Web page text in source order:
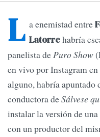
L a enemistad entre
Latorrehabría
panelista dePuro Show
en vivo por Instagram en
alguno, habría apuntado
conductora deSálvese
instalar la versión de
con un productor del